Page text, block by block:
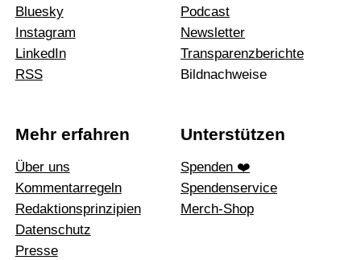
Bluesky
Instagram
LinkedIn
RSS
Podcast
News­letter
Trans­pa­renz­be­richte
Bildnachweise
Mehr erfahren
Über uns
Kommentarregeln
Redak­ti­ons­prin­zi­pien
Daten­schutz
Presse
Unterstützen
Spenden ❤️
Spendenservice
Merch-Shop